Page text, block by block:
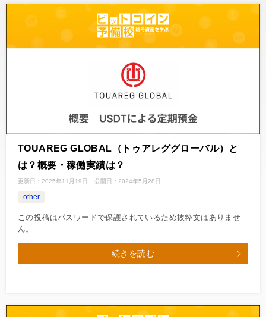
TOUAREG GLOBAL（トゥアレググローバル）と
は？概要・稼働実績は？
更新日： 2025年11月19日 公開日： 2024年5月28日
other
この投稿はパスワードで保護されているため抜粋文はありませ
ん。
続きを読む